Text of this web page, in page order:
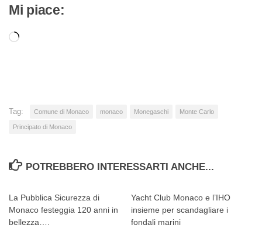
Mi piace:
Caricamento
Tag: Comune di Monaco monaco Monegaschi Monte Carlo
Principato di Monaco
POTREBBERO INTERESSARTI ANCHE...
La Pubblica Sicurezza di
Monaco festeggia 120 anni in
bellezza….
Yacht Club Monaco e l’IHO
insieme per scandagliare i
fondali marini